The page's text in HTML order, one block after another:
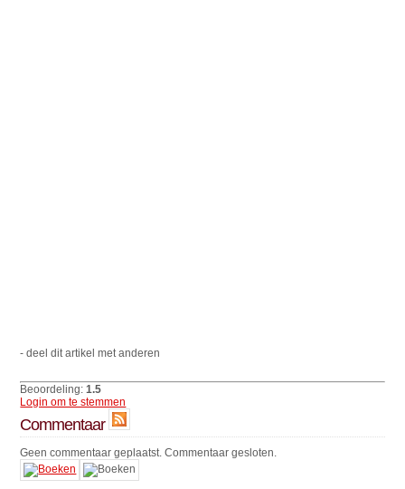
- deel dit artikel met anderen
Beoordeling:1.5
Login om te stemmen
Commentaar
Geen commentaar geplaatst. Commentaar gesloten.